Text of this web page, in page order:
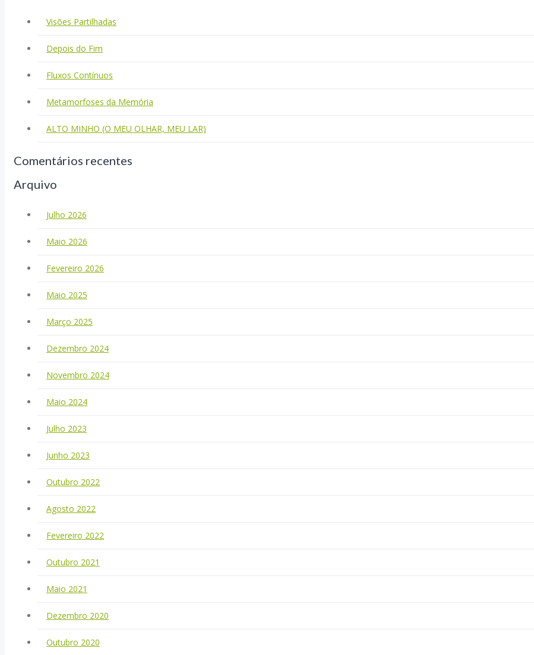
Visões Partilhadas
Depois do Fim
Fluxos Contínuos
Metamorfoses da Memória
ALTO MINHO (O MEU OLHAR, MEU LAR)
Comentários recentes
Arquivo
Julho 2026
Maio 2026
Fevereiro 2026
Maio 2025
Março 2025
Dezembro 2024
Novembro 2024
Maio 2024
Julho 2023
Junho 2023
Outubro 2022
Agosto 2022
Fevereiro 2022
Outubro 2021
Maio 2021
Dezembro 2020
Outubro 2020